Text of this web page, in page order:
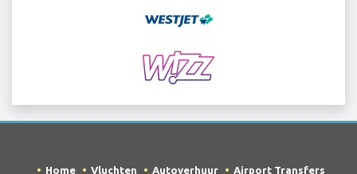
Home Vluchten Autoverhuur Airport Transfers